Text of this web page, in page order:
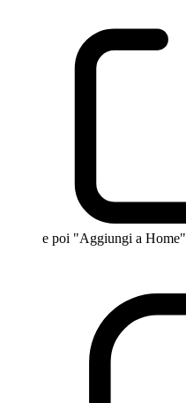
e poi "Aggiungi a Home"